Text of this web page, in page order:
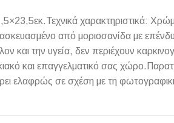
χαρακτηριστικά:
από μοριοσανίδα με
και την υγεία, δεν περιέχουν
και επαγγελματικό σας
ελαφρώς σε σχέση με τη